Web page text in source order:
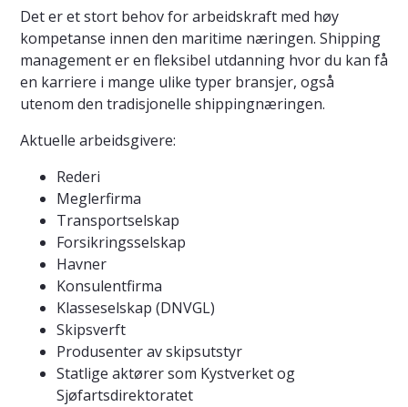
Det er et stort behov for arbeidskraft med høy
kompetanse innen den maritime næringen. Shipping
management er en fleksibel utdanning hvor du kan få
en karriere i mange ulike typer bransjer, også
utenom den tradisjonelle shippingnæringen.
Aktuelle arbeidsgivere:
Rederi
Meglerfirma
Transportselskap
Forsikringsselskap
Havner
Konsulentfirma
Klasseselskap (DNVGL)
Skipsverft
Produsenter av skipsutstyr
Statlige aktører som Kystverket og
Sjøfartsdirektoratet